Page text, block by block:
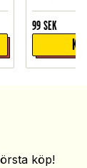
99 SEK
köp!